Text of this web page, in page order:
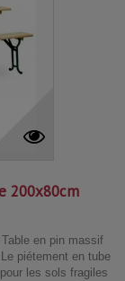
200x80cm
en pin massif
piétement en tube
les sols fragiles